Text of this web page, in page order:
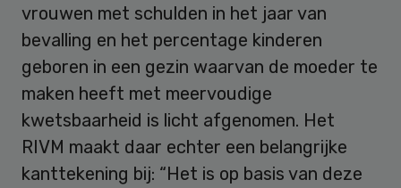
vrouwen met schulden in het jaar van
bevalling en het percentage kinderen
geboren in een gezin waarvan de moeder te
maken heeft met meervoudige
kwetsbaarheid is licht afgenomen. Het
RIVM maakt daar echter een belangrijke
kanttekening bij: “Het is op basis van deze